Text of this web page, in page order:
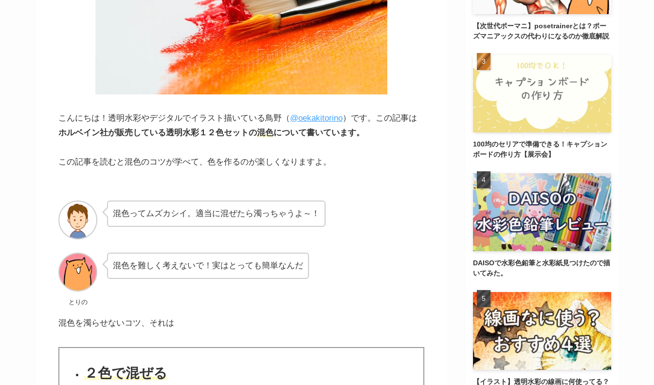
こんにちは！透明水彩やデジタルでイラスト描いている鳥野（@oekakitorino）です。この記事は
ホルベイン社が販売している透明水彩１２色セットの混色について書いています。
この記事を読むと混色のコツが学べて、色を作るのが楽しくなりますよ。
混色ってムズカシイ。適当に混ぜたら濁っちゃうよ～！
とりの
混色を難しく考えないで！実はとっても簡単なんだ
混色を濁らせないコツ、それは
２色で混ぜる
【次世代ポーマニ】posetrainerとは？ポー
ズマニアックスの代わりになるのか徹底解説
100均のセリアで準備できる！キャプション
ボードの作り方【展示会】
DAISOで水彩色鉛筆と水彩紙見つけたので描
いてみた。
【イラスト】透明水彩の線画に何使ってる？